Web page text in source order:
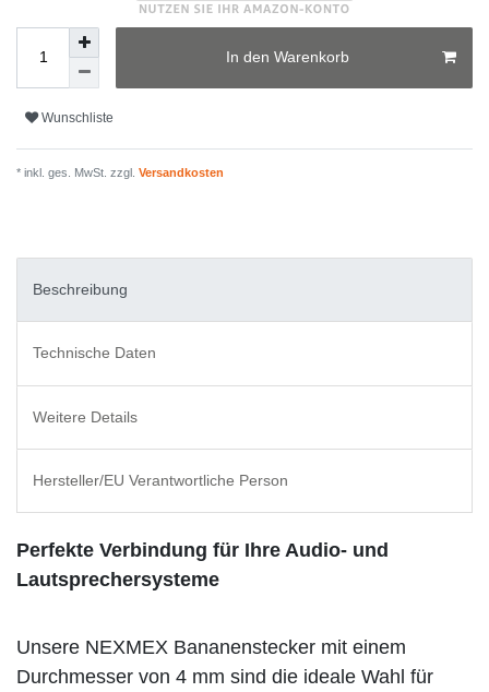
In den Warenkorb
Wunschliste
* inkl. ges. MwSt. zzgl. Versandkosten
Beschreibung
Technische Daten
Weitere Details
Hersteller/EU Verantwortliche Person
Perfekte Verbindung für Ihre Audio- und
Lautsprechersysteme
Unsere NEXMEX Bananenstecker mit einem
Durchmesser von 4 mm sind die ideale Wahl für